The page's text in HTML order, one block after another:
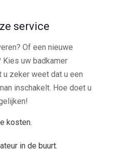
service
Of een nieuwe
Kies uw badkamer
zeker weet dat u een
inschakelt. Hoe doet u
kosten.
in de buurt.